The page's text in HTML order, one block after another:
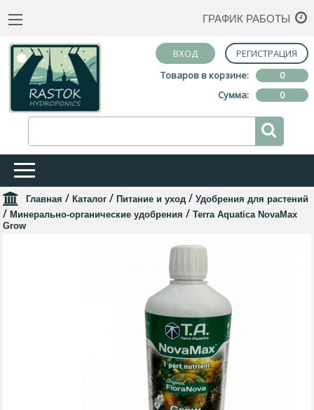
ГРАФИК РАБОТЫ
ВХОД
РЕГИСТРАЦИЯ
Товаров в корзине:
0
Сумма:
0
Главная / Каталог / Питание и уход / Удобрения для растений
/ Минерально-органические удобрения / Terra Aquatica NovaMax
Grow